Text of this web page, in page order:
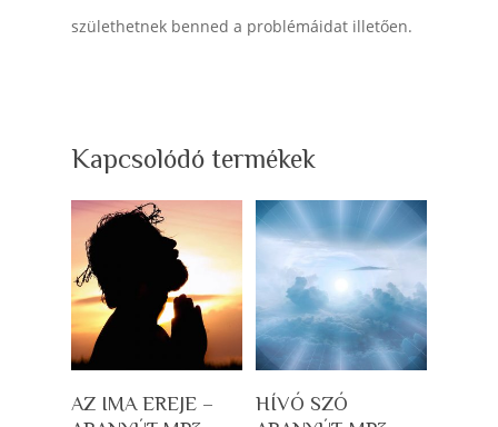
születhetnek benned a problémáidat illetően.
Kapcsolódó termékek
Kosárba Teszem
AZ IMA EREJE –
Kosárba Teszem
HÍVÓ SZÓ